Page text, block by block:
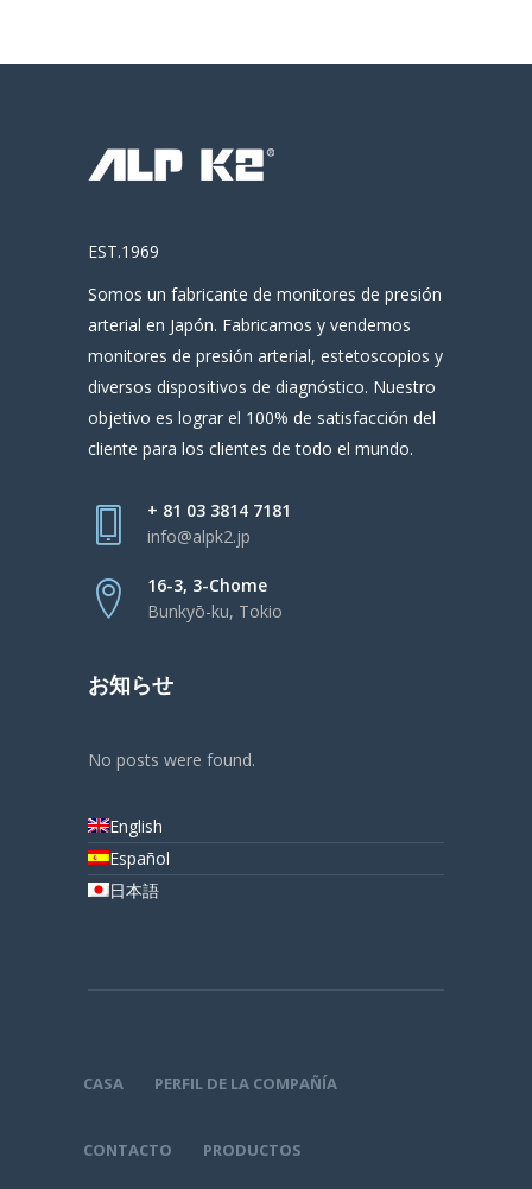
EST.1969
Somos un fabricante de monitores de presión
arterial en Japón. Fabricamos y vendemos
monitores de presión arterial, estetoscopios y
diversos dispositivos de diagnóstico. Nuestro
objetivo es lograr el 100% de satisfacción del
cliente para los clientes de todo el mundo.
+ 81 03 3814 7181
info@alpk2.jp
16-3, 3-Chome
Bunkyō-ku, Tokio
お知らせ
No posts were found.
English
Español
日本語
CASA PERFIL DE LA COMPAÑÍA
CONTACTO PRODUCTOS